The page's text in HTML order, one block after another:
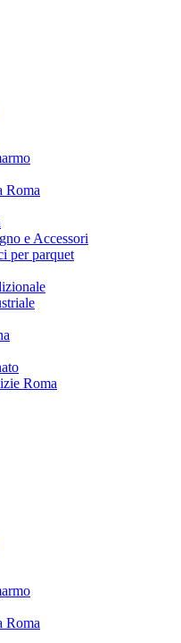
Roma
e Accessori
per parquet
Roma
Roma